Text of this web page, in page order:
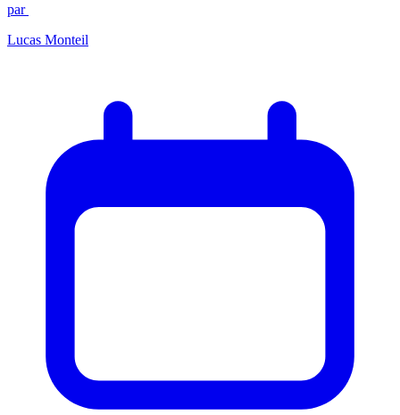
par
Lucas Monteil